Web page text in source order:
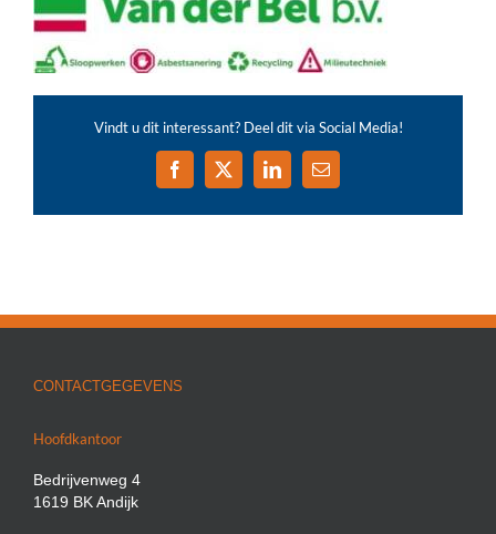
Vindt u dit interessant? Deel dit via Social Media!
Facebook
X LinkedIn
E-
CONTACTGEGEVENS
Hoofdkantoor
Bedrijvenweg 4
1619 BK Andijk